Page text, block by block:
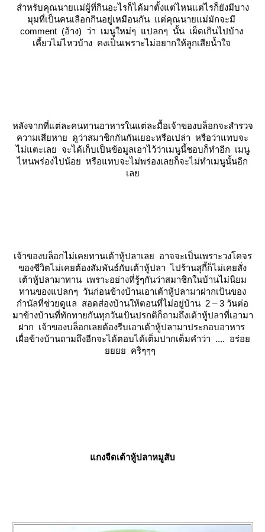
สำหรับคุณนายแม่ผู้ที่กินอะไรก็ได้มาตั้งแต่ไหนแต่ไรก็ยังมีบาง
มุมที่เป็นคนเลือกกินอยู่เหมือนกัน แต่คุณนายแม่มักจะมี
comment (อ้าง) ว่า เมนูใหม่ๆ แปลกๆ นั้น เผ็ดเกินไปบ้าง
เคี้ยวไม่ไหวบ้าง คงเป็นเพราะไม่อยากให้ลูกเสียน้ำใจ
หลังจากที่แต่ละคนทานอาหารในแต่ละมื้อเจ้าของบล็อกจะสำรวจ
ความเสียหาย ดูว่าสมาชิกกันกันเยอะหรือเปล่า หรือว่าแทบจะ
ไม่แตะเลย จะได้เก็บเป็นข้อมูลเอาไว้ว่าเมนูนี้ชอบก็ทำอีก เมนู
ไหนพร่องไปน้อย หรือแทบจะไม่พร่องเลยก็จะไม่ทำเมนูนั้นอีก
เล
เจ้าของบล็อกไม่เคยทานเต้าหู้ปลาเลย อาจจะเป็นเพราะวงโคจร
ของชีวิตไม่เคยต้องสัมพันธ์กับเต้าหู้ปลา ไปร้านสุกี้ก็ไม่เคยสั่ง
เต้าหู้ปลามาทาน เพราะอย่างที่รู้ๆกันว่าสมาชิกในบ้านไม่นิยม
ทานของแปลกๆ วันก่อนข้างบ้านเอาเต้าหู้ปลามาฝากเป้นของ
กำนัลที่ช่วยดูแล สอดส่องบ้านให้ตอนที่ไม่อยู่บ้าน 2 – 3 วันต่อ
มาข้างบ้านที่ทักทายกันทุกวันเป้นปรกติก็ถามถึงเต้าหู้ปลาที่เอามา
ฝาก เจ้าของบล็อกเลยต้องรีบเอาเต้าหู้ปลามาประกอบอาหาร
เผื่อข้างบ้านถามถึงอีกจะได้ตอบได้เต็มปากเต็มคำว่า .... อร่อ
คริๆๆๆ
กงจืดเต้าหู้ปลาหมูสับ